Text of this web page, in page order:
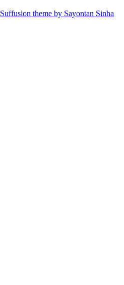
Suffusion theme by Sayontan Sinha